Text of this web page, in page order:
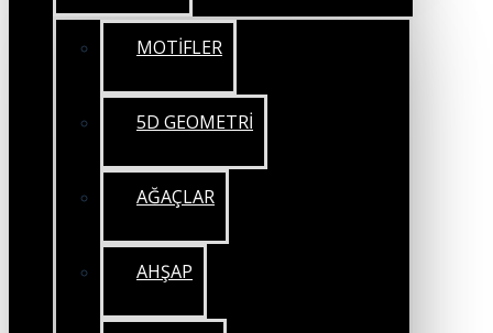
MOTİFLER
5D GEOMETRİ
AĞAÇLAR
AHŞAP